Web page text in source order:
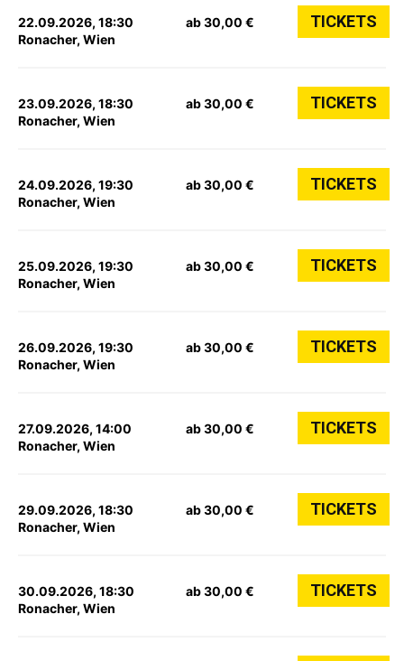
22.09.2026, 18:30
Ronacher, Wien
ab 30,00 € TICKETS
23.09.2026, 18:30
Ronacher, Wien
ab 30,00 € TICKETS
24.09.2026, 19:30
Ronacher, Wien
ab 30,00 € TICKETS
25.09.2026, 19:30
Ronacher, Wien
ab 30,00 € TICKETS
26.09.2026, 19:30
Ronacher, Wien
ab 30,00 € TICKETS
27.09.2026, 14:00
Ronacher, Wien
ab 30,00 € TICKETS
29.09.2026, 18:30
Ronacher, Wien
ab 30,00 € TICKETS
30.09.2026, 18:30
Ronacher, Wien
ab 30,00 € TICKETS